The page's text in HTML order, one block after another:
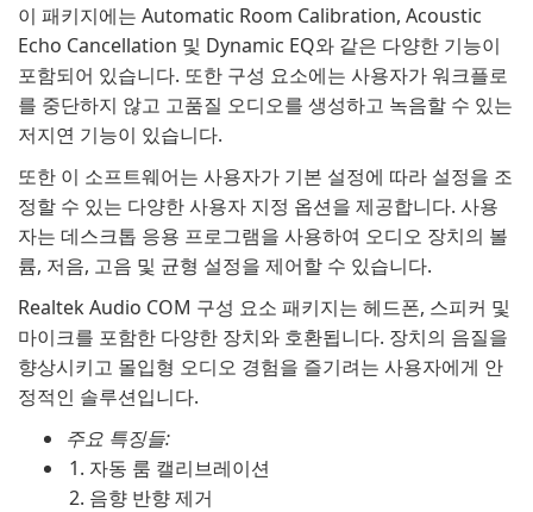
이 패키지에는 Automatic Room Calibration, Acoustic
Echo Cancellation 및 Dynamic EQ와 같은 다양한 기능이
포함되어 있습니다. 또한 구성 요소에는 사용자가 워크플로
를 중단하지 않고 고품질 오디오를 생성하고 녹음할 수 있는
저지연 기능이 있습니다.
또한 이 소프트웨어는 사용자가 기본 설정에 따라 설정을 조
정할 수 있는 다양한 사용자 지정 옵션을 제공합니다. 사용
자는 데스크톱 응용 프로그램을 사용하여 오디오 장치의 볼
륨, 저음, 고음 및 균형 설정을 제어할 수 있습니다.
Realtek Audio COM 구성 요소 패키지는 헤드폰, 스피커 및
마이크를 포함한 다양한 장치와 호환됩니다. 장치의 음질을
향상시키고 몰입형 오디오 경험을 즐기려는 사용자에게 안
정적인 솔루션입니다.
주요 특징들:
자동 룸 캘리브레이션
음향 반향 제거